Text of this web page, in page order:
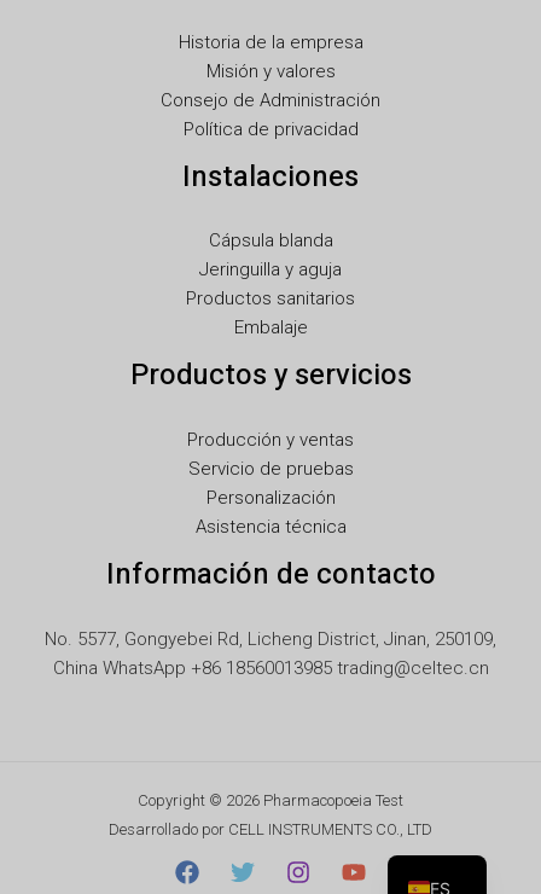
Historia de la empresa
Misión y valores
Consejo de Administración
Política de privacidad
Instalaciones
Cápsula blanda
Jeringuilla y aguja
Productos sanitarios
Embalaje
Productos y servicios
Producción y ventas
Servicio de pruebas
Personalización
Asistencia técnica
Información de contacto
No. 5577, Gongyebei Rd, Licheng District, Jinan, 250109,
China WhatsApp +86 18560013985 trading@celtec.cn
Copyright © 2026 Pharmacopoeia Test
Desarrollado por CELL INSTRUMENTS CO., LTD
ES
DE
ET